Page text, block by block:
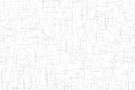
Page 4 sur 13 Total: 307
Préc. 1 2 3 4 5
6
Fin